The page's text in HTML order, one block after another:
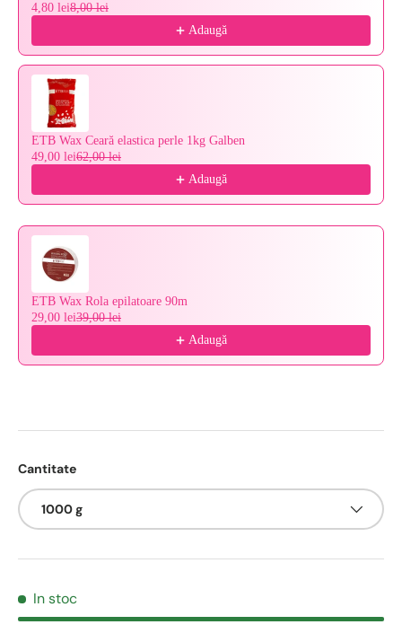
4,80 lei8,00 lei
Adaugă
ETB Wax Ceară elastica perle 1kg Galben
49,00 lei62,00 lei
Adaugă
ETB Wax Rola epilatoare 90m
29,00 lei39,00 lei
Adaugă
Cantitate
1000 g
In stoc